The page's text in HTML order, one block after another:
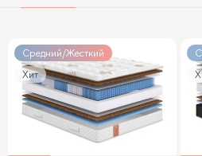
Матрасы с независимыми
Матрасы с независимыми
Матрасы 60 см шириной
Средний/Жесткий
Хит